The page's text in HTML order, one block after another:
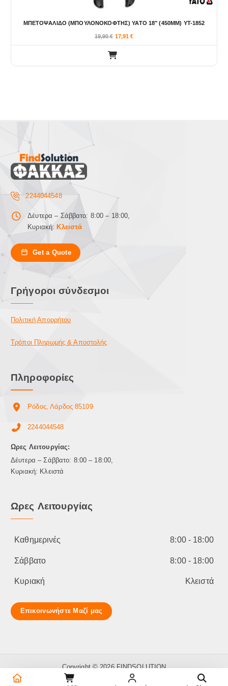
ΜΠΕΤΟΨΑΛΙΔΟ (ΜΠΟΥΛΟΝΟΚΟΦΤΗΣ) YATO 18″ (450ΜΜ) YT-1852
19,90€ 17,91€
2244044548
Δέυτερα – Σάββατο: 8:00 – 18:00,
Κυριακή: Κλειστά
Get a Quote
Γρήγοροι σύνδεσμοι
Πολιτική Απορρήτου
Τρόποι Πληρωμής & Αποστολής
Πληροφορίες
Ρόδος, Λάρδος 85109
2244044548
Ωρες Λειτουργίας:
Δέυτερα – Σάββατο: 8:00 – 18:00,
Κυριακή: Κλειστά
Ωρες Λειτουργίας
Καθημερινές 8:00 - 18:00
Σάββατο 8:00 - 18:00
Κυριακή Κλειστά
Επικοινωνήστε Μαζί μας
Copyright © 2026 FINDSOLUTION